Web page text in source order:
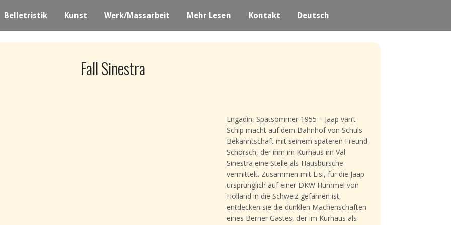
Belletristik Kunst Werk/Massarbeit Mehr Lesen Kontakt Deutsch
Fall Sinestra
Engadin, Spätsommer 1955 – Jaap van’t
Schip macht auf dem Bahnhof von Schuls
Bekanntschaft mit seinem späteren Freund
Schorsch, der ihm im Kurhaus im Val
Sinestra eine Stelle als Hausbursche
vermittelt. Zusammen mit Lisi, für die Jaap
ursprünglich auf einer DKW Hummel von
Holland in die Schweiz gefahren ist,
entdecken sie die dunklen Machenschaften
eines Berner Gastes, der im Kurhaus als